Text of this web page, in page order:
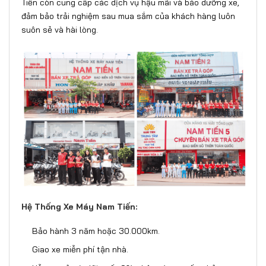
Tiến còn cung cấp các dịch vụ hậu mãi và bảo dưỡng xe,
đảm bảo trải nghiệm sau mua sắm của khách hàng luôn
suôn sẻ và hài lòng.
Hệ Thống Xe Máy Nam Tiến:
Bảo hành 3 năm hoặc 30.000km.
Giao xe miễn phí tận nhà.